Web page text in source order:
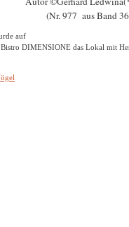
(Nr. 977 aus Band
auf
Bistro DIMENSIONE das Lokal mit